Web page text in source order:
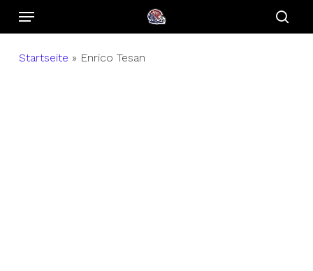
SkipMenu
Startseite » Enrico Tesan